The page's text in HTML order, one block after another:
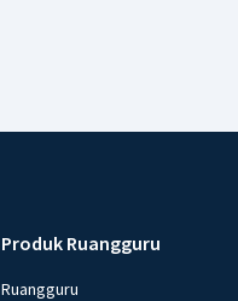
Produk Ruangguru
Ruangguru